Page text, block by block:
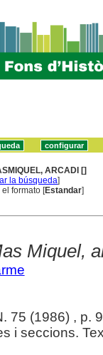
ARCADI []
la búsqueda]
formato [Estandar]
Miquel,
75 (1986) , p.
i seccions.